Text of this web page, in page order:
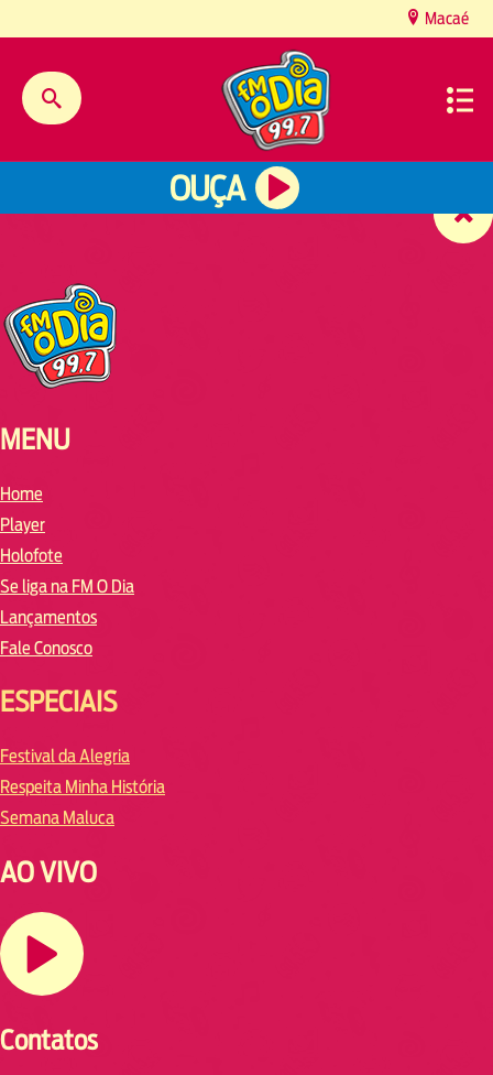
Macaé
OUÇA
MENU
Home
Player
Holofote
Se liga na FM O Dia
Lançamentos
Fale Conosco
ESPECIAIS
Festival da Alegria
Respeita Minha História
Semana Maluca
AO VIVO
Contatos